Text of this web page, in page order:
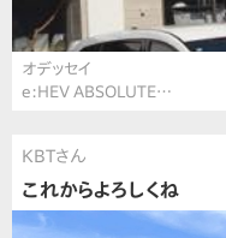
オデッセイ
e:HEV ABSOLUTE…
KBTさん
これからよろしくね